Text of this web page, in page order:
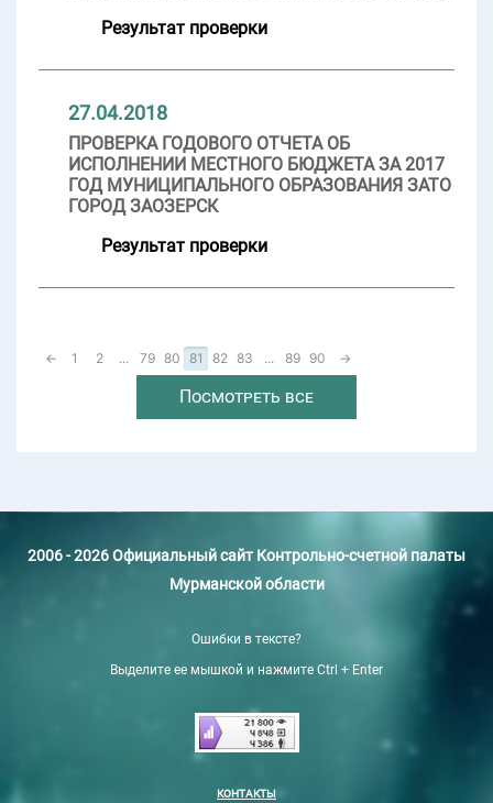
Результат проверки
27.04.2018
ПРОВЕРКА ГОДОВОГО ОТЧЕТА ОБ
ИСПОЛНЕНИИ МЕСТНОГО БЮДЖЕТА ЗА 2017
ГОД МУНИЦИПАЛЬНОГО ОБРАЗОВАНИЯ ЗАТО
ГОРОД ЗАОЗЕРСК
Результат проверки
← 1 2 ... 79 80 81 82 83 ... 89 90 →
Посмотреть все
2006 - 2026 Официальный сайт Контрольно-счетной палаты
Мурманской области
Ошибки в тексте?
Выделите ее мышкой и нажмите Ctrl + Enter
КОНТАКТЫ